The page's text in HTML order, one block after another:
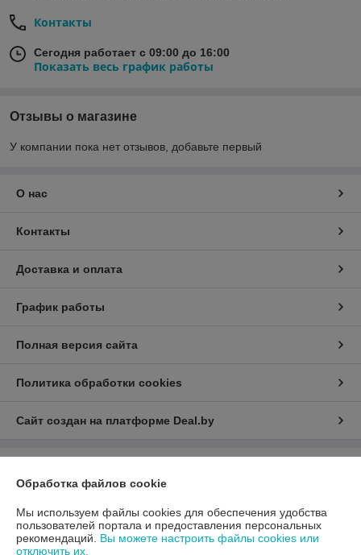
Контакты
Сегодня работает с 09:00 до 16:00
Показать весь график работы
Отзывы о магазине
У компании пока нет отзывов, добавьте первый
О нас
Контакты
Доставка и оплата
График работы
Полная версия сайта
Политика обработки cookies
Сайт создан на платформе Deal.by
220037, г. Минск, ул. Аннаева 84/7,комната 1-6
Регистрационный номер ЕГР: 193597061
Обработка файлов cookie
Мы используем файлы cookies для обеспечения удобства
пользователей портала и предоставления персональных
рекомендаций. Вы можете настроить файлы cookies или
отключить их.